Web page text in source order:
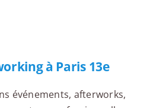
à Paris 13e
événements, afterworks,